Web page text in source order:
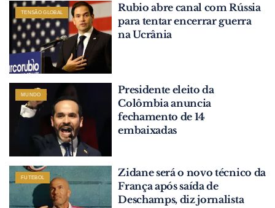
TENSÃO GLOBAL
Rubio abre canal com Rússia
para tentar encerrar guerra
na Ucrânia
MUNDO
Presidente eleito da
Colômbia anuncia
fechamento de 14
embaixadas
FUTEBOL
Zidane será o novo técnico da
França após saída de
Deschamps, diz jornalista